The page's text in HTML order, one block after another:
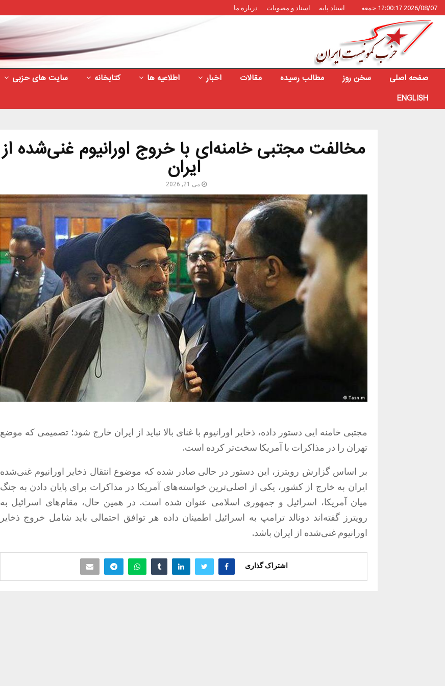
2026/08/07 12:00:17 جمعه اسناد پایه اسناد و مصوبات درباره ما
صفحه اصلی سخن روز مطالب رسیده مقالات اخبار اطلاعیه ها کتابخانه سایت های حزبی
ENGLISH
مخالفت مجتبی خامنه‌ای با خروج اورانیوم غنی‌شده از
ایران
می 21, 2026
مجتبی خامنه ایی دستور داده، ذخایر اورانیوم با غنای بالا نباید از ایران خارج شود؛ تصمیمی که موضع
تهران را در مذاکرات با آمریکا سخت‌تر کرده است.
بر اساس گزارش رویترز، این دستور در حالی صادر شده که موضوع انتقال ذخایر اورانیوم غنی‌شده
ایران به خارج از کشور، یکی از اصلی‌ترین خواسته‌های آمریکا در مذاکرات برای پایان دادن به جنگ
میان آمریکا، اسرائیل و جمهوری اسلامی عنوان شده است. در همین حال، مقام‌های اسرائیل به
رویترز گفته‌اند دونالد ترامپ به اسرائیل اطمینان داده هر توافق احتمالی باید شامل خروج ذخایر
اورانیوم غنی‌شده از ایران باشد.
اشتراک گذاری